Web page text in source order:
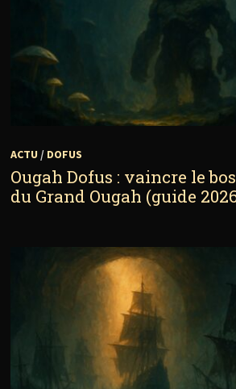
ACTU / DOFUS
Ougah Dofus : vaincre le
du Grand Ougah (guide